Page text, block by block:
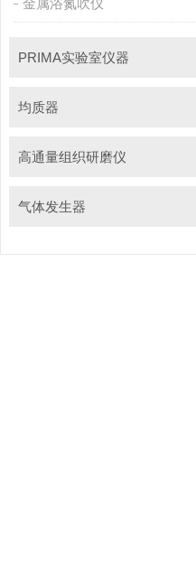
金属浴氮吹仪
PRIMA实验室仪器
均质器
高通量组织研磨仪
气体发生器